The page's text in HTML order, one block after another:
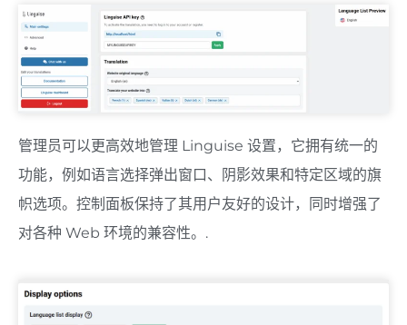
管理员可以更高效地管理 Linguise 设置，它拥有统一的
功能，例如语言选择弹出窗口、阴影效果和特定区域的旗
帜选项。控制面板保持了其用户友好的设计，同时增强了
对各种 Web 环境的兼容性。.